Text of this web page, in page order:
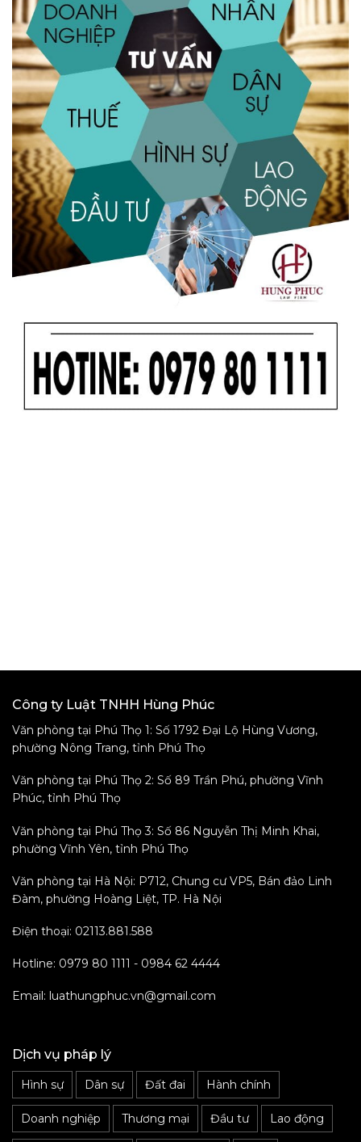
Công ty Luật TNHH Hùng Phúc
Văn phòng tại Phú Thọ 1: Số 1792 Đại Lộ Hùng Vương,
phường Nông Trang, tỉnh Phú Thọ
Văn phòng tại Phú Thọ 2: Số 89 Trần Phú, phường Vĩnh
Phúc, tỉnh Phú Thọ
Văn phòng tại Phú Thọ 3: Số 86 Nguyễn Thị Minh Khai,
phường Vĩnh Yên, tỉnh Phú Thọ
Văn phòng tại Hà Nội: P712, Chung cư VP5, Bán đảo Linh
Đàm, phường Hoàng Liệt, TP. Hà Nội
Điện thoại: 02113.881.588
Hotline: 0979 80 1111 - 0984 62 4444
Email: luathungphuc.vn@gmail.com
Dịch vụ pháp lý
Hình sự Dân sự Đất đai Hành chính
Doanh nghiệp Thương mại Đầu tư Lao động